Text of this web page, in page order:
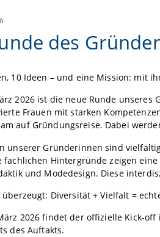
des
10 Ideen – und eine Mission: mit
2026 ist die neue Runde unseres
Frauen mit starken
auf Gründungsreise. Dabei
unserer Gründerinnen sind
fachlichen Hintergründe zeigen
und Modedesign. Diese
Diversität + Vielfalt =
2026 findet der offizielle Kick-
des Auftakts.